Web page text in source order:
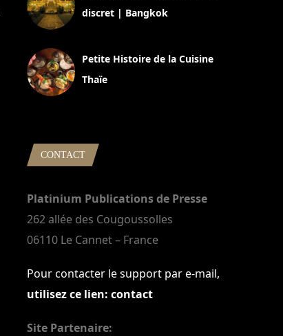
discret | Bangkok
Petite Histoire de la Cuisine
Thaïe
CONTACT
Platinium Publications de Presse
262 allée des Cougoussolles
06110 Le Cannet – France
Pour contacter le support par e-mail,
utilisez ce lien: contact
Site Partenaire: